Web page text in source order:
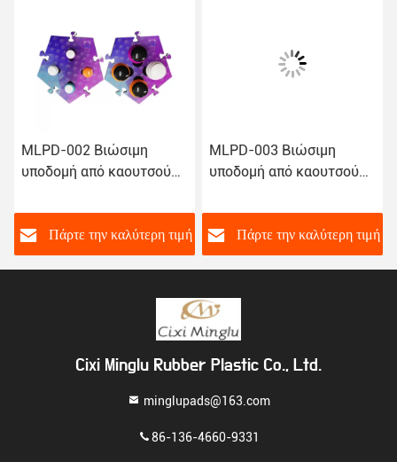
MLPD-002 Βιώσιμη
υποδομή από καουτσούκ
Πάρτε την καλύτερη τιμή
MLPD-003 Βιώσιμη
υποδομή από καουτσούκ
Πάρκα εκπαίδευσης
ζώων με κουμπί ήχου
Πάρτε την καλύτερη τιμή
Cixi Minglu Rubber Plastic Co., Ltd.
minglupads@163.com
86-136-4660-9331